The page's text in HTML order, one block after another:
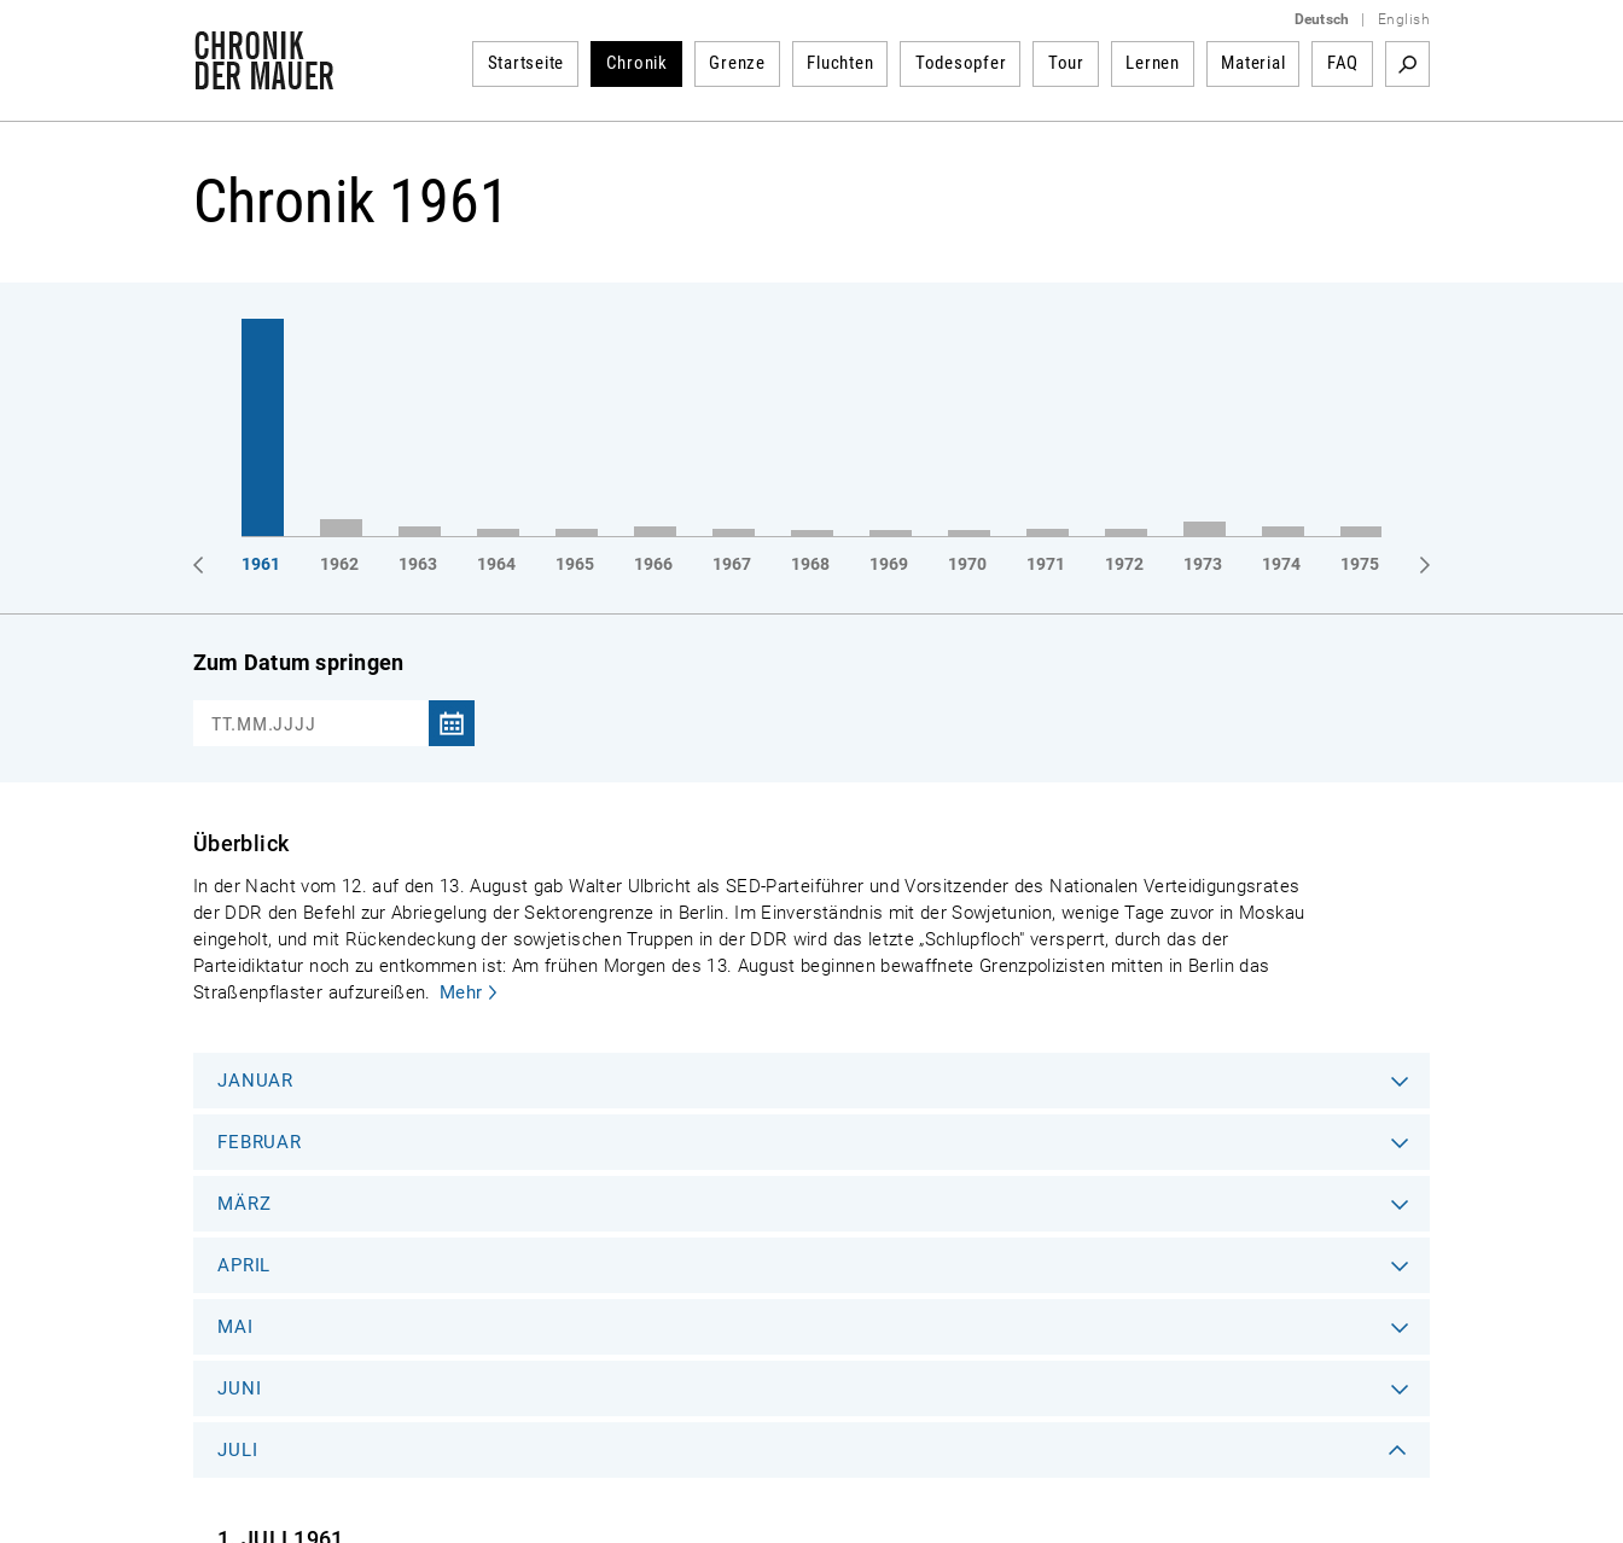
Deutsch English
Startseite Chronik Grenze Fluchten Todesopfer Tour Lernen Material FAQ
Chronik 1961
1961 1962 1963 1964 1965 1966 1967 1968 1969 1970 1971 1972 1973 1974 1975 1976
Zum Datum springen
Überblick
In der Nacht vom 12. auf den 13. August gab Walter Ulbricht als SED-Parteiführer und Vorsitzender des Nationalen Verteidigungsrates
der DDR den Befehl zur Abriegelung der Sektorengrenze in Berlin. Im Einverständnis mit der Sowjetunion, wenige Tage zuvor in Moskau
eingeholt, und mit Rückendeckung der sowjetischen Truppen in der DDR wird das letzte „Schlupfloch" versperrt, durch das der
Parteidiktatur noch zu entkommen ist: Am frühen Morgen des 13. August beginnen bewaffnete Grenzpolizisten mitten in Berlin das
Straßenpflaster aufzureißen. Mehr
JANUAR
FEBRUAR
MÄRZ
APRIL
MAI
JUNI
JULI